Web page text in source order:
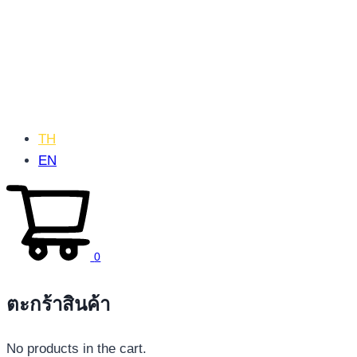
TH
EN
0
ตะกร้าสินค้า
No products in the cart.